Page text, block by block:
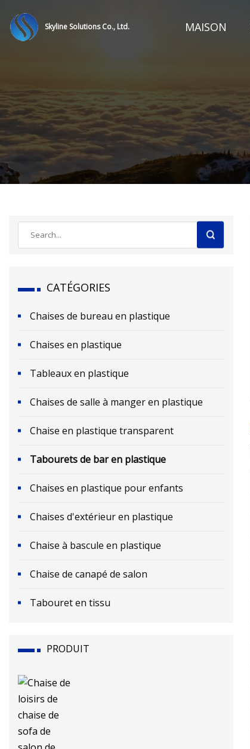
Skyline Solutions Co., Ltd. MAISON
CATÉGORIES
Chaises de bureau en plastique
Chaises en plastique
Tableaux en plastique
Chaises de salle à manger en plastique
Chaise en plastique transparent
Tabourets de bar en plastique
Chaises en plastique pour enfants
Chaises d'extérieur en plastique
Chaise à bascule en plastique
Chaise de canapé de salon
Tabouret en tissu
PRODUIT